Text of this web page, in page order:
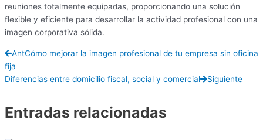
reuniones totalmente equipadas, proporcionando una solución
flexible y eficiente para desarrollar la actividad profesional con una
imagen corporativa sólida.
AntCómo mejorar la imagen profesional de tu empresa sin oficina
fija
Diferencias entre domicilio fiscal, social y comercial
Siguiente
Entradas relacionadas